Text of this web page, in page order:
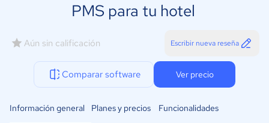
PMS para tu hotel
Aún sin calificación Escribir nueva reseña
Comparar software Ver precio
Información general Planes y precios Funcionalidades